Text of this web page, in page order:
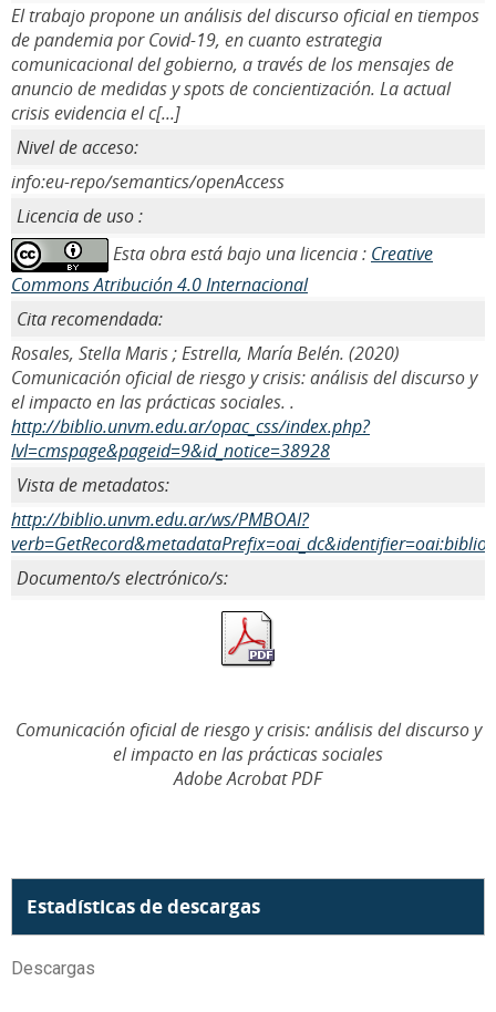
El trabajo propone un análisis del discurso oficial en tiempos
de pandemia por Covid-19, en cuanto estrategia
comunicacional del gobierno, a través de los mensajes de
anuncio de medidas y spots de concientización. La actual
crisis evidencia el c[...]
Nivel de acceso:
info:eu-repo/semantics/openAccess
Licencia de uso :
Esta obra está bajo una licencia : Creative
Commons Atribución 4.0 Internacional
Cita recomendada:
Rosales, Stella Maris ; Estrella, María Belén. (2020)
Comunicación oficial de riesgo y crisis: análisis del discurso y
el impacto en las prácticas sociales. .
http://biblio.unvm.edu.ar/opac_css/index.php?
lvl=cmspage&pageid=9&id_notice=38928
Vista de metadatos:
http://biblio.unvm.edu.ar/ws/PMBOAI?
Documento/s electrónico/s:
Comunicación oficial de riesgo y crisis: análisis del discurso y
el impacto en las prácticas sociales
Adobe Acrobat PDF
Estadísticas de descargas
Descargas